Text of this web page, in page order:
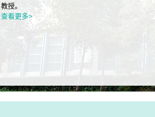
教授。
查看更多>